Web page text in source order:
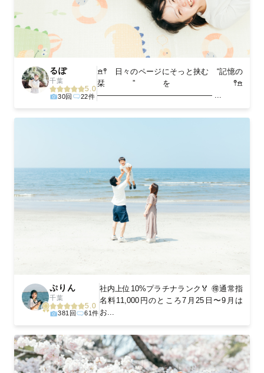
るぽ
千葉
5.0
30回 22件
𖠿𖤣 日々のページにそっと挟む “記憶の
栞”を 𖤥𖠿
――――――――――――――― ...
ぷりん
千葉
5.0
381回 61件
社内上位10%プラチナランク🏅 🉐通常指
名料11,000円のところ7月25日〜9月は
お...